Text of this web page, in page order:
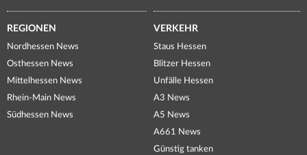
REGIONEN
Nordhessen News
Osthessen News
Mittelhessen News
Rhein-Main News
Südhessen News
VERKEHR
Staus Hessen
Blitzer Hessen
Unfälle Hessen
A3 News
A5 News
A661 News
Günstig tanken